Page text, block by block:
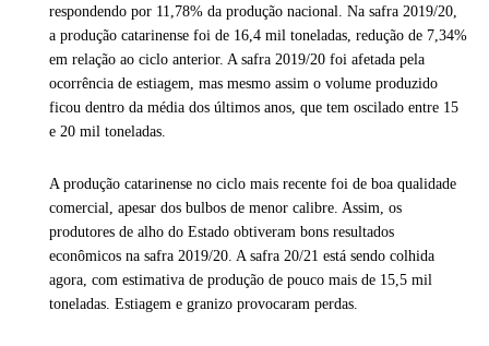
respondendo por 11,78% da produção nacional. Na safra 2019/20,
a produção catarinense foi de 16,4 mil toneladas, redução de 7,34%
em relação ao ciclo anterior. A safra 2019/20 foi afetada pela
ocorrência de estiagem, mas mesmo assim o volume produzido
ficou dentro da média dos últimos anos, que tem oscilado entre 15
e 20 mil toneladas.
A produção catarinense no ciclo mais recente foi de boa qualidade
comercial, apesar dos bulbos de menor calibre. Assim, os
produtores de alho do Estado obtiveram bons resultados
econômicos na safra 2019/20. A safra 20/21 está sendo colhida
agora, com estimativa de produção de pouco mais de 15,5 mil
toneladas. Estiagem e granizo provocaram perdas.